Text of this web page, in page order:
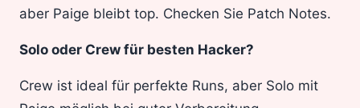
aber Paige bleibt top. Checken Sie Patch Notes.
Solo oder Crew für besten Hacker?
Crew ist ideal für perfekte Runs, aber Solo mit